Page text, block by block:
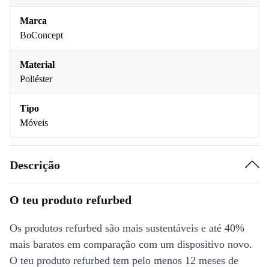
Marca
BoConcept
Material
Poliéster
Tipo
Móveis
Descrição
O teu produto refurbed
Os produtos refurbed são mais sustentáveis e até 40%
mais baratos em comparação com um dispositivo novo.
O teu produto refurbed tem pelo menos 12 meses de